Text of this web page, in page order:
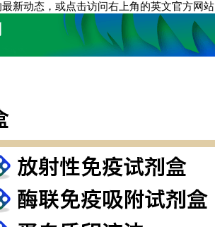
新动态，或点击访问右上角的英文官方网站